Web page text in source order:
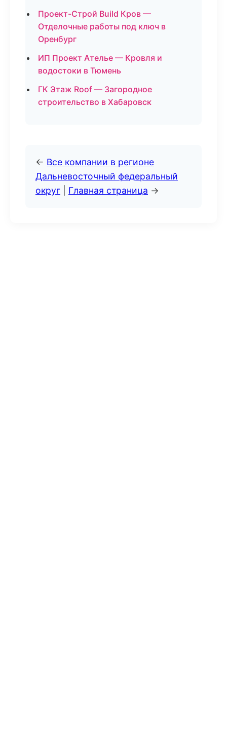
Проект-Строй Build Кров —
Отделочные работы под ключ в
Оренбург
ИП Проект Ателье — Кровля и
водостоки в Тюмень
ГК Этаж Roof — Загородное
строительство в Хабаровск
← Все компании в регионе
Дальневосточный федеральный
округ
Главная страница →